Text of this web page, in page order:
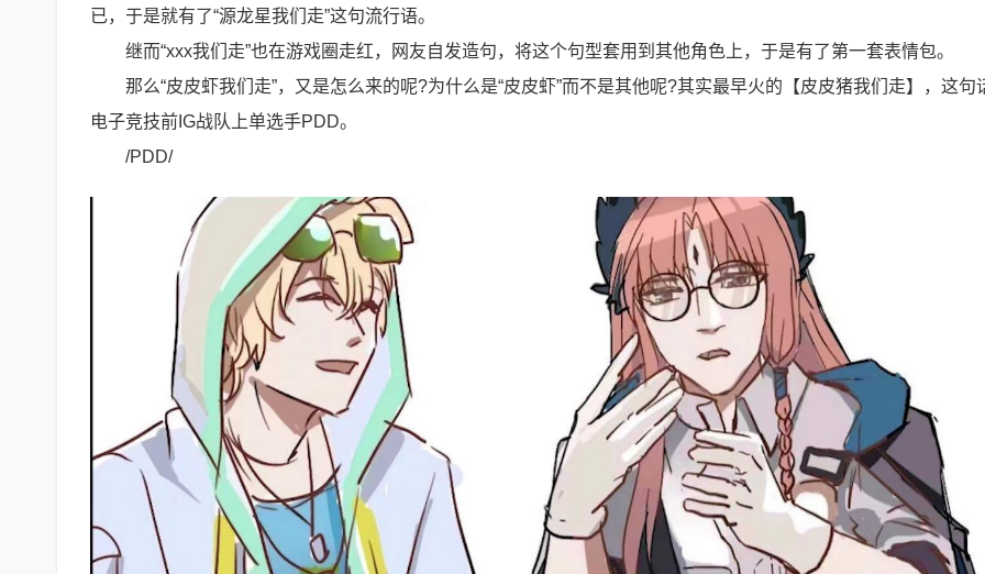
已，于是就有了“源龙星我们走”这句流行语。
继而“xxx我们走”也在游戏圈走红，网友自发造句，将这个句型套用到其他角色上，于是有了第一套表情包。
那么“皮皮虾我们走”，又是怎么来的呢?为什么是“皮皮虾”而不是其他呢?其实最早火的【皮皮猪我们走】，这句
电子竞技前IG战队上单选手PDD。
/PDD/